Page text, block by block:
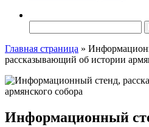
Главная страница »
рассказывающий об истории
Информационный